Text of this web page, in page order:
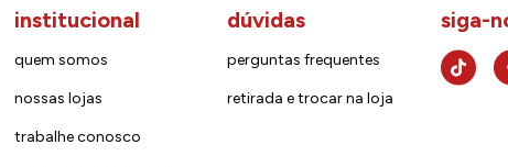
institucional
quem somos
nossas lojas
trabalhe conosco
dúvidas
perguntas frequentes
retirada e trocar na loja
siga-